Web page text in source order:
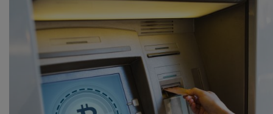
NEWS
CONTUL MEU